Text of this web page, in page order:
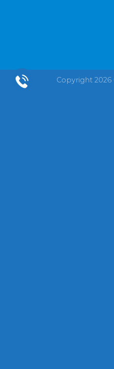
Copyright 2026